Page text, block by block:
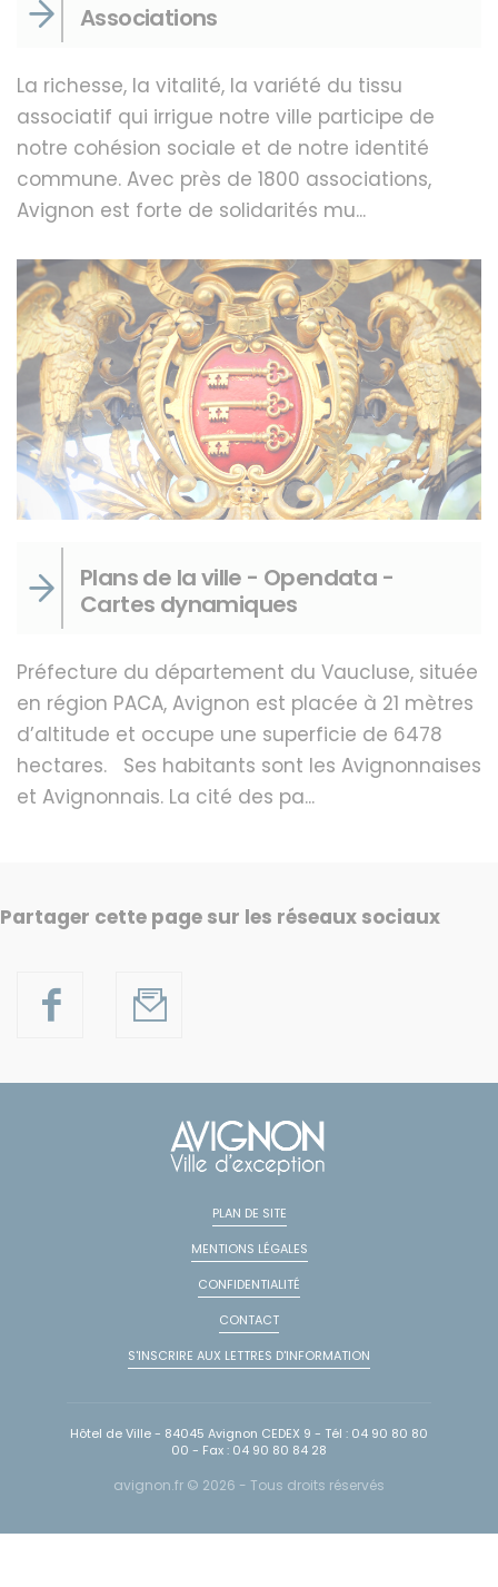
Associations
La richesse, la vitalité, la variété du tissu
associatif qui irrigue notre ville participe de
notre cohésion sociale et de notre identité
commune. Avec près de 1800 associations,
Avignon est forte de solidarités mu...
Plans de la ville - Opendata -
Cartes dynamiques
Préfecture du département du Vaucluse, située
en région PACA, Avignon est placée à 21 mètres
d’altitude et occupe une superficie de 6478
hectares. Ses habitants sont les Avignonnaises
et Avignonnais. La cité des pa...
Partager cette page sur les réseaux sociaux
PLAN DE SITE
MENTIONS LÉGALES
CONFIDENTIALITÉ
CONTACT
S'INSCRIRE AUX LETTRES D'INFORMATION
Hôtel de Ville - 84045 Avignon CEDEX 9 - Tél : 04 90 80 80
00 - Fax : 04 90 80 84 28
avignon.fr © 2026 - Tous droits réservés